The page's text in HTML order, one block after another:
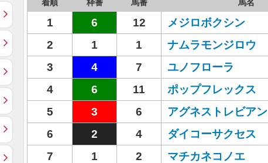
着順 枠番 馬番 馬名
1 6 12 メジロボクシン
2
1 1 ナムラモンジロウ
3
4 7 ユノフローラ
4
6 11 ポップフレックス
5
3 6 アグネストレビアン
6
2 4 ダイコーサクセス
7
1 2 マチカネコノエ